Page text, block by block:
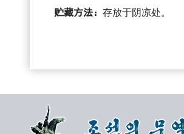
贮藏方法： 存放于阴凉处。